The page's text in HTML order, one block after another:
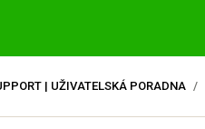
| UŽIVATELSKÁ PORADNA